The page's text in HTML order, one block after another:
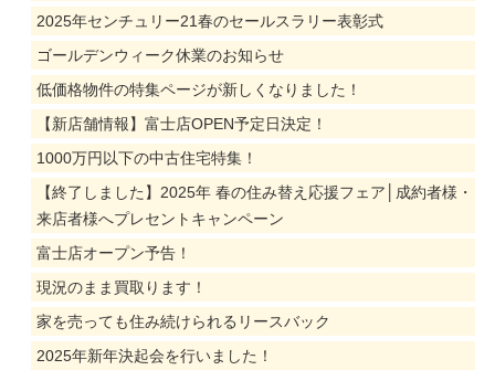
2025年センチュリー21春のセールスラリー表彰式
ゴールデンウィーク休業のお知らせ
低価格物件の特集ページが新しくなりました！
【新店舗情報】富士店OPEN予定日決定！
1000万円以下の中古住宅特集！
【終了しました】2025年 春の住み替え応援フェア│成約者様・
来店者様へプレセントキャンペーン
富士店オープン予告！
現況のまま買取ります！
家を売っても住み続けられるリースバック
2025年新年決起会を行いました！